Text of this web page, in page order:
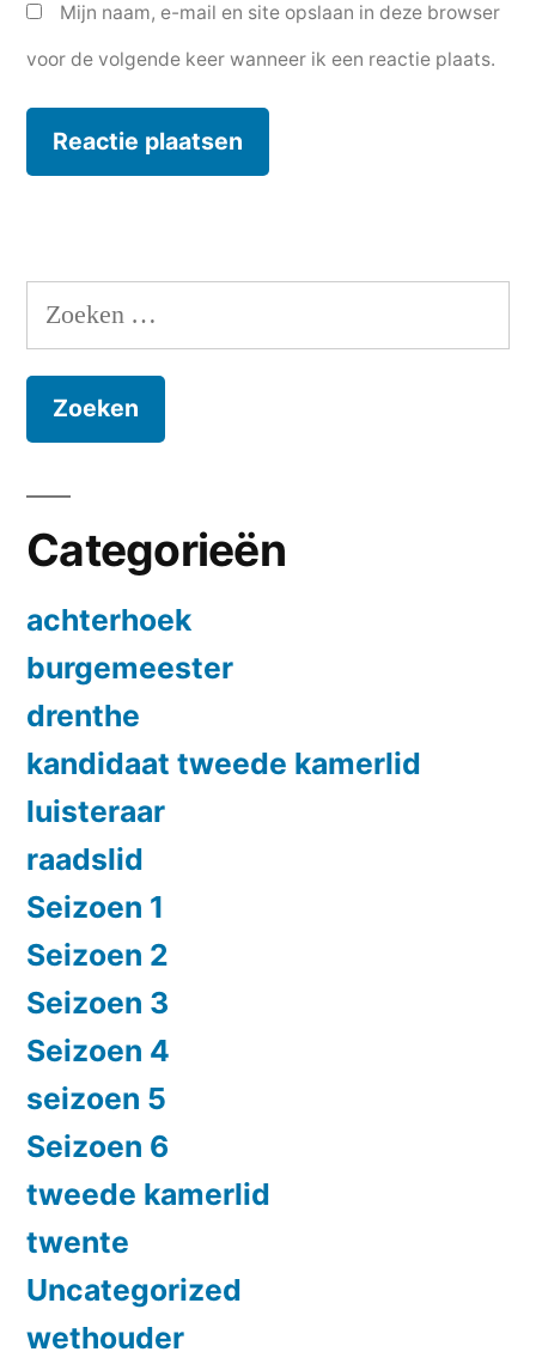
Mijn naam, e-mail en site opslaan in deze browser
voor de volgende keer wanneer ik een reactie plaats.
Zoeken
naar:
Categorieën
achterhoek
burgemeester
drenthe
kandidaat tweede kamerlid
luisteraar
raadslid
Seizoen 1
Seizoen 2
Seizoen 3
Seizoen 4
seizoen 5
Seizoen 6
tweede kamerlid
twente
Uncategorized
wethouder